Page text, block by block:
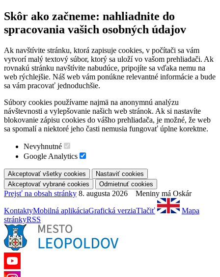
Skôr ako začneme: nahliadnite do
spracovania vašich osobných údajov
Ak navštívite stránku, ktorá zapisuje cookies, v počítači sa vám
vytvorí malý textový súbor, ktorý sa uloží vo vašom prehliadači. Ak
rovnakú stránku navštívite nabudúce, pripojíte sa vďaka nemu na
web rýchlejšie. Náš web vám ponúkne relevantné informácie a bude
sa vám pracovať jednoduchšie.
Súbory cookies používame najmä na anonymnú analýzu
návštevnosti a vylepšovanie našich web stránok. Ak si nastavíte
blokovanie zápisu cookies do vášho prehliadača, je možné, že web
sa spomalí a niektoré jeho časti nemusia fungovať úplne korektne.
Nevyhnutné
Google Analytics
Prejsť na obsah stránky 8. augusta 2026 Meniny má Oskár
KontaktyMobilná aplikáciaGrafická verziaTlačiť
Mapa
stránkyRSS